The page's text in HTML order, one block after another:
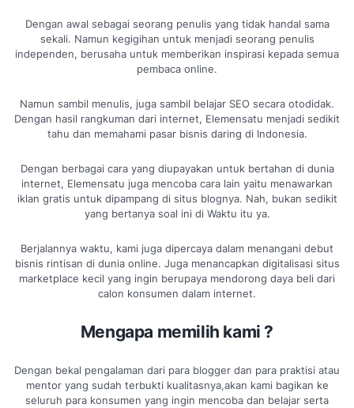
Dengan awal sebagai seorang penulis yang tidak handal sama
sekali. Namun kegigihan untuk menjadi seorang penulis
independen, berusaha untuk memberikan inspirasi kepada semua
pembaca online.
Namun sambil menulis, juga sambil belajar SEO secara otodidak.
Dengan hasil rangkuman dari internet, Elemensatu menjadi sedikit
tahu dan memahami pasar bisnis daring di Indonesia.
Dengan berbagai cara yang diupayakan untuk bertahan di dunia
internet, Elemensatu juga mencoba cara lain yaitu menawarkan
iklan gratis untuk dipampang di situs blognya. Nah, bukan sedikit
yang bertanya soal ini di Waktu itu ya.
Berjalannya waktu, kami juga dipercaya dalam menangani debut
bisnis rintisan di dunia online. Juga menancapkan digitalisasi situs
marketplace kecil yang ingin berupaya mendorong daya beli dari
calon konsumen dalam internet.
Mengapa memilih kami ?
Dengan bekal pengalaman dari para blogger dan para praktisi atau
mentor yang sudah terbukti kualitasnya,akan kami bagikan ke
seluruh para konsumen yang ingin mencoba dan belajar serta